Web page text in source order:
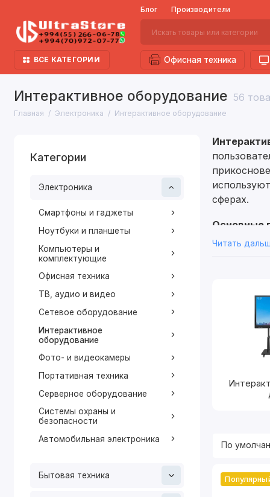
Блог Производители
ВСЕ КАТЕГОРИИ Офисная техника
Интерактивное оборудование 56
Главная Электроника Интерактивное оборудование
Категории
Электроника
Смартфоны и гаджеты
Ноутбуки и планшеты
Компьютеры и
комплектующие
Офисная техника
ТВ, аудио и видео
Сетевое оборудование
Интерактивное
оборудование
Фото- и видеокамеры
Портативная техника
Серверное оборудование
Системы охраны и
безопасности
Автомобильная электроника
Бытовая техника
сферах.
Основные
1.
2.
Читать